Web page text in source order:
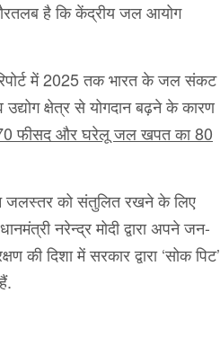
है कि केंद्रीय जल आयोग
में 2025 तक भारत के जल संकट
क्षेत्र से योगदान बढ़ने के कारण
70 फीसद और घरेलू जल खपत का 80
जलस्तर को संतुलित रखने के लिए
नरेन्द्र मोदी द्वारा अपने जन-
दिशा में सरकार द्वारा ‘सोक पिट’